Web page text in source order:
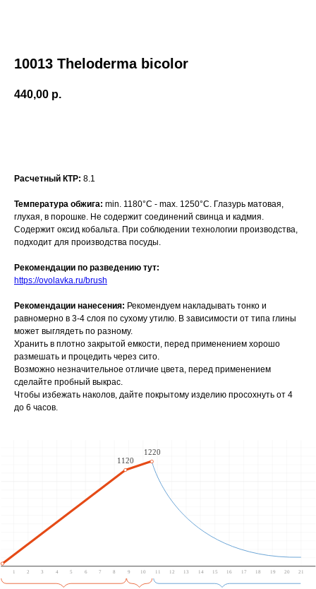
10013 Theloderma bicolor
440,00 р.
Расчетный КТР: 8.1
Температура обжига: min. 1180°С - max. 1250°С. Глазурь матовая,
глухая, в порошке. Не содержит соединений свинца и кадмия.
Содержит оксид кобальта. При соблюдении технологии производства,
подходит для производства посуды.
Рекомендации по разведению тут:
https://ovolavka.ru/brush
Рекомендации нанесения: Рекомендуем накладывать тонко и
равномерно в 3-4 слоя по сухому утилю. В зависимости от типа глины
может выглядеть по разному.
Хранить в плотно закрытой емкости, перед применением хорошо
размешать и процедить через сито.
Возможно незначительное отличие цвета, перед применением
сделайте пробный выкрас.
Чтобы избежать наколов, дайте покрытому изделию просохнуть от 4
до 6 часов.